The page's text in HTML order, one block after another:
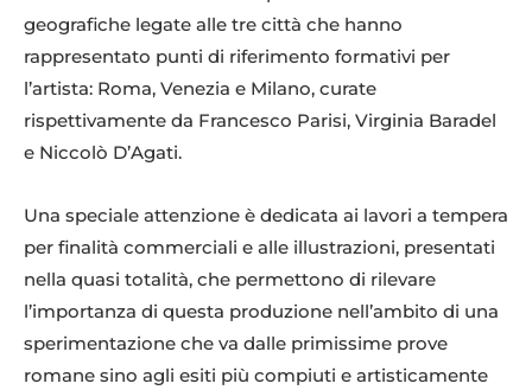
Pesaro
geografiche legate alle tre città che hanno
rappresentato punti di riferimento formativi per
l’artista: Roma, Venezia e Milano, curate
rispettivamente da Francesco Parisi, Virginia Baradel
e Niccolò D’Agati.
Una speciale attenzione è dedicata ai lavori a tempera
per finalità commerciali e alle illustrazioni, presentati
nella quasi totalità, che permettono di rilevare
l’importanza di questa produzione nell’ambito di una
sperimentazione che va dalle primissime prove
romane sino agli esiti più compiuti e artisticamente